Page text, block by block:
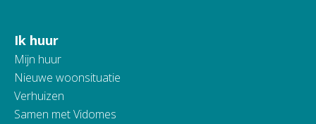
Contactinformatie
Ik huur
Mijn huur
Nieuwe woonsituatie
Verhuizen
Samen met Vidomes